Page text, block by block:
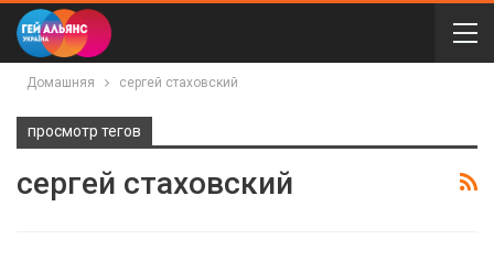
Домашняя сергей стаховский
просмотр тегов
сергей стаховский